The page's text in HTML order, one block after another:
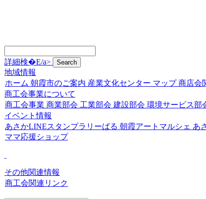
詳細検�E/a>
地域情報
ホーム 朝霞市のご案内 産業文化センター マップ 商店会
商工会事業について
商工会事業 商業部会 工業部会 建設部会 環境サービス部
イベント情報
あさかLINEスタンプラリーばる 朝霞アートマルシェ あ
ママ応援ショップ
その他関連情報
商工会関連リンク